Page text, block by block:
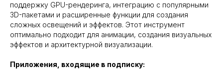
поддержку GPU-рендеринга, интеграцию с популярными
3D-пакетами и расширенные функции для создания
сложных освещений и эффектов. Этот инструмент
оптимально подходит для анимации, создания визуальных
эффектов и архитектурной визуализации.
Приложения, входящие в подписку: